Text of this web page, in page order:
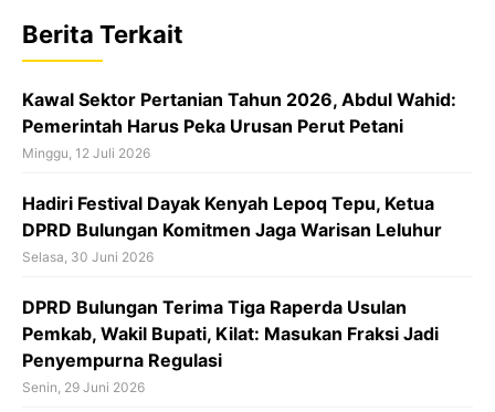
b
o
o
k
s
A
p
p
a
d
s
Berita Terkait
Kawal Sektor Pertanian Tahun 2026, Abdul Wahid:
Pemerintah Harus Peka Urusan Perut Petani
Minggu, 12 Juli 2026
Hadiri Festival Dayak Kenyah Lepoq Tepu, Ketua
DPRD Bulungan Komitmen Jaga Warisan Leluhur
Selasa, 30 Juni 2026
DPRD Bulungan Terima Tiga Raperda Usulan
Pemkab, Wakil Bupati, Kilat: Masukan Fraksi Jadi
Penyempurna Regulasi
Senin, 29 Juni 2026